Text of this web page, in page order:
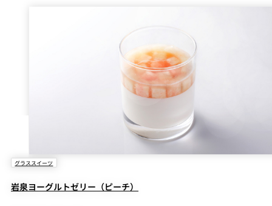
グラススイーツ
岩泉ヨーグルトゼリー（ピーチ）